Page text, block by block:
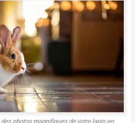
photos magnifiques de votre lapin en